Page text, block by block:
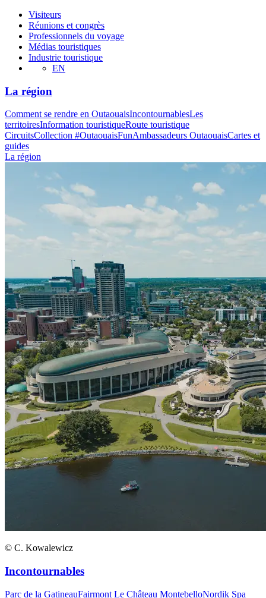
Visiteurs
Réunions et congrès
Professionnels du voyage
Médias touristiques
Industrie touristique
EN
La région
Comment se rendre en OutaouaisIncontournablesLes
territoiresInformation touristiqueRoute touristique
CircuitsCollection #OutaouaisFunAmbassadeurs OutaouaisCartes et
guides
La région
© C. Kowalewicz
Incontournables
Parc de la GatineauFairmont Le Château MontebelloNordik Spa